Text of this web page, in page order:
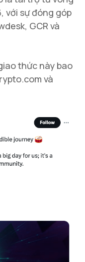
với sự đóng góp
GCR và
thức này bao
và